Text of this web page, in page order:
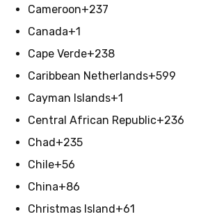
Cameroon+237
Canada+1
Cape Verde+238
Caribbean Netherlands+599
Cayman Islands+1
Central African Republic+236
Chad+235
Chile+56
China+86
Christmas Island+61